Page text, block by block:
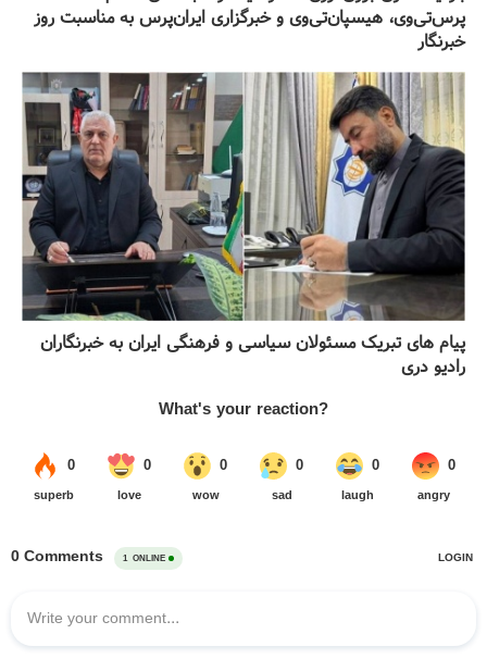
پرس‌تی‌وی، هیسپان‌تی‌وی و خبرگزاری ایران‌پرس به مناسبت روز
خبرنگار
پیام های تبریک مسئولان سیاسی و فرهنگی ایران به خبرنگاران
رادیو دری